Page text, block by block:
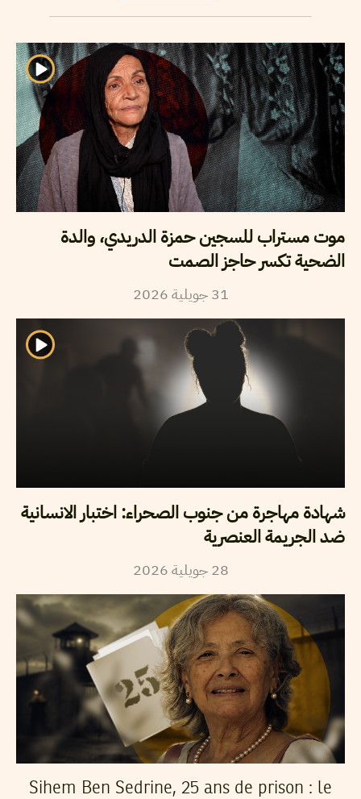
موت مستراب للسجين حمزة الدريدي، والدة
الضحية تكسر حاجز الصمت
31 جويلية2026
شهادة مهاجرة من جنوب الصحراء: اختبار الانسانية
ضد الجريمة العنصرية
28 جويلية2026
Sihem Ben Sedrine, 25 ans de prison : le